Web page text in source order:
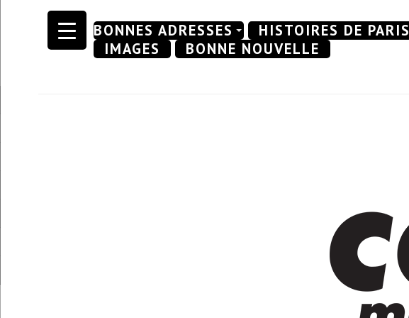
Skip
BONNES ADRESSES HISTOIRES DE PARIS
IMAGES
BONNE NOUVELLE